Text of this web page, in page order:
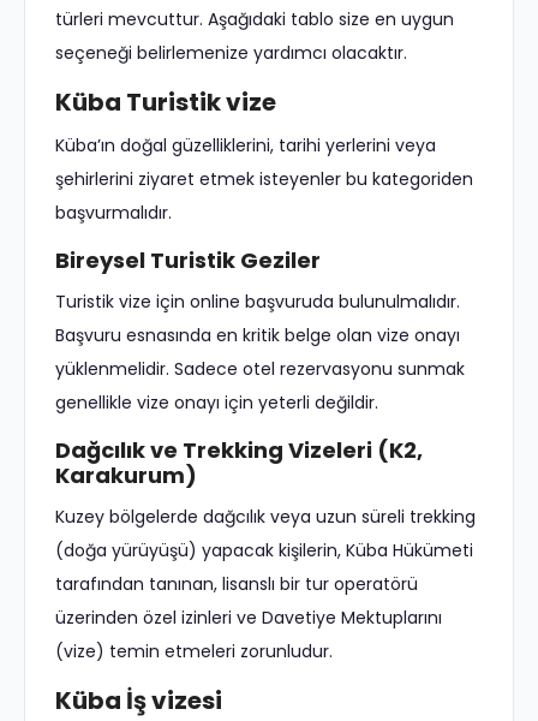
türleri mevcuttur. Aşağıdaki tablo size en uygun
seçeneği belirlemenize yardımcı olacaktır.
Küba Turistik vize
Küba’ın doğal güzelliklerini, tarihi yerlerini veya
şehirlerini ziyaret etmek isteyenler bu kategoriden
başvurmalıdır.
Bireysel Turistik Geziler
Turistik vize için online başvuruda bulunulmalıdır.
Başvuru esnasında en kritik belge olan vize onayı
yüklenmelidir. Sadece otel rezervasyonu sunmak
genellikle vize onayı için yeterli değildir.
Dağcılık ve Trekking Vizeleri (K2,
Karakurum)
Kuzey bölgelerde dağcılık veya uzun süreli trekking
(doğa yürüyüşü) yapacak kişilerin, Küba Hükümeti
tarafından tanınan, lisanslı bir tur operatörü
üzerinden özel izinleri ve Davetiye Mektuplarını
(vize) temin etmeleri zorunludur.
Küba İş vizesi